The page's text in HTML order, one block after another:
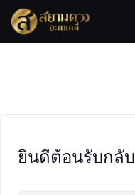
Skip
content
ยินดีต้อนรับกลับ